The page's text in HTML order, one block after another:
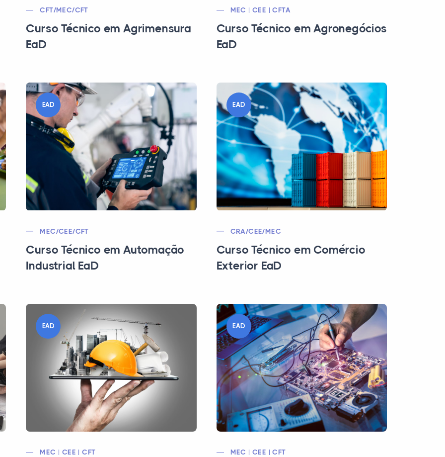
CFT/MEC/CFT
Curso Técnico em Agrimensura
EaD
MEC | CEE | CFTA
Curso Técnico em Agronegócios
EaD
EAD
MEC/CEE/CFT
Curso Técnico em Automação
Industrial EaD
EAD
CRA/CEE/MEC
Curso Técnico em Comércio
Exterior EaD
EAD
MEC | CEE | CFT
EAD
MEC | CEE | CFT